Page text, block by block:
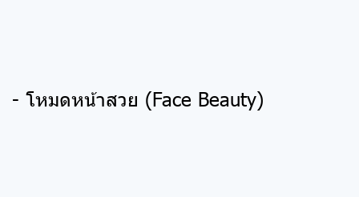
- โหมดหน้าสวย (Face Beauty)